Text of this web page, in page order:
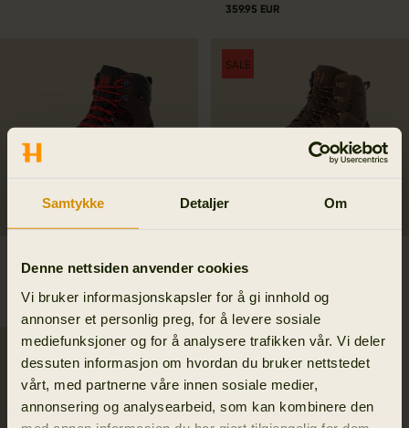
Samtykke Detaljer Om
Denne nettsiden anvender cookies
Vi bruker informasjonskapsler for å gi innhold og
annonser et personlig preg, for å levere sosiale
mediefunksjoner og for å analysere trafikken vår. Vi deler
dessuten informasjon om hvordan du bruker nettstedet
vårt, med partnerne våre innen sosiale medier,
annonsering og analysearbeid, som kan kombinere den
359.95 EUR
Forest Hunter GTX Mid
2colors
SALE
Wildwood GTX
229.95 EURSpar 57.49 EUR